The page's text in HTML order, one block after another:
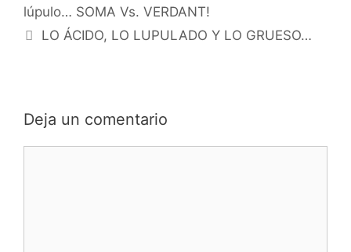
lúpulo… SOMA Vs. VERDANT!
LO ÁCIDO, LO LUPULADO Y LO GRUESO…
Deja un comentario